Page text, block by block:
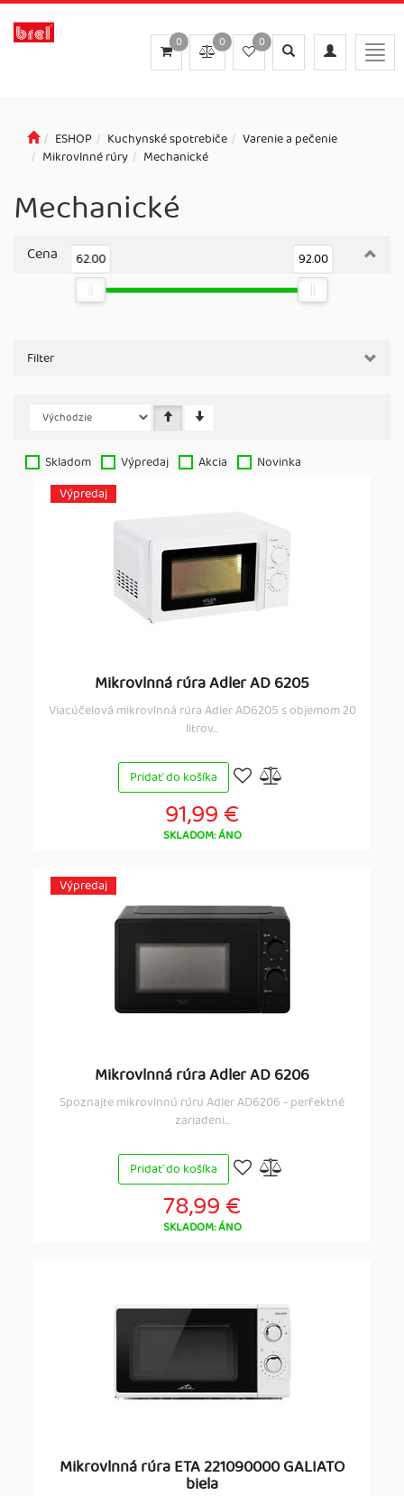
Toggle
navigation
Toggle
search
0
0
0
ESHOP Kuchynské spotrebiče
Varenie a pečenie
Mikrovlnné rúry
Mechanické
Mechanické
Cena 62.00 92.00
Filter
Skladom Výpredaj Akcia
Novinka
Výpredaj
Mikrovlnná rúra Adler AD 6205
Viacúčelová mikrovlnná rúra Adler AD6205 s objemom 20
litrov...
Pridať do košíka
91,99 €
SKLADOM: ÁNO
Výpredaj
Mikrovlnná rúra Adler AD 6206
Spoznajte mikrovlnnú rúru Adler AD6206 - perfektné
zariadeni...
Pridať do košíka
78,99 €
SKLADOM: ÁNO
Mikrovlnná rúra ETA 221090000 GALIATO
biela